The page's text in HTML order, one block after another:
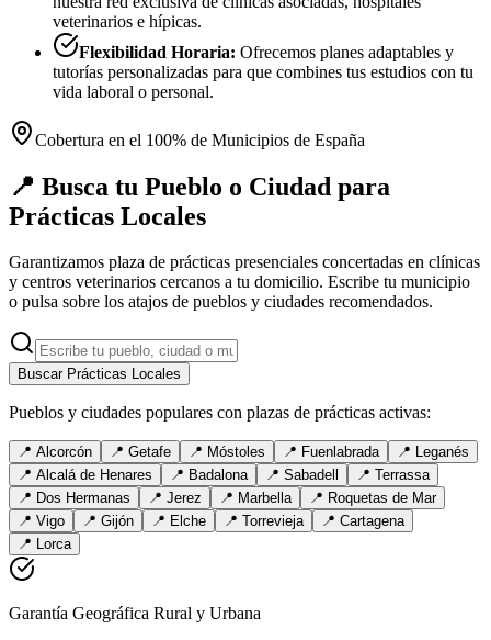
veterinarios e hípicas.
Flexibilidad Horaria: Ofrecemos planes adaptables y
tutorías personalizadas para que combines tus estudios con tu
vida laboral o personal.
Cobertura en el 100% de Municipios de España
📍 Busca tu Pueblo o Ciudad para
Prácticas Locales
Garantizamos plaza de prácticas presenciales concertadas en clínicas
y centros veterinarios cercanos a tu domicilio. Escribe tu municipio
o pulsa sobre los atajos de pueblos y ciudades recomendados.
Buscar Prácticas Locales
Pueblos y ciudades populares con plazas de prácticas activas:
📍 Alcorcón 📍 Getafe 📍 Móstoles 📍 Fuenlabrada 📍 Leganés
📍 Alcalá de Henares 📍 Badalona 📍 Sabadell 📍 Terrassa
📍 Dos Hermanas 📍 Jerez 📍 Marbella 📍 Roquetas de Mar
📍 Vigo 📍 Gijón 📍 Elche 📍 Torrevieja 📍 Cartagena
📍 Lorca
Garantía Geográfica Rural y Urbana